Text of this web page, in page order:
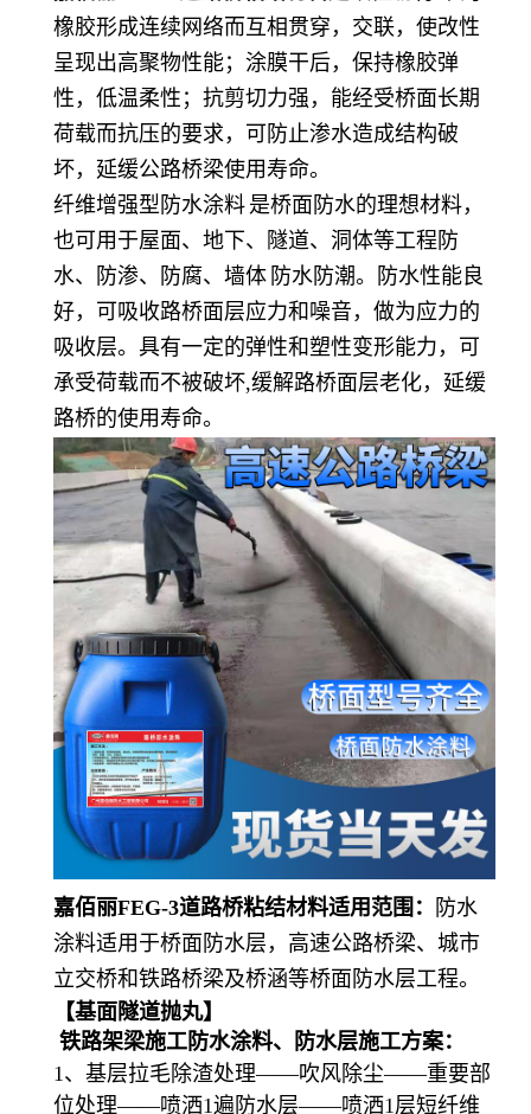
橡胶形成连续网络而互相贯穿，交联，使改性
呈现出高聚物性能；涂膜干后，保持橡胶弹
性，低温柔性；抗剪切力强，能经受桥面长期
荷载而抗压的要求，可防止渗水造成结构破
坏，延缓公路桥梁使用寿命。
纤维增强型 防水涂料 是桥面防水的理想材料，
也可用于屋面、地下、隧道、洞体等工程防
水、防渗、防腐、 墙体 防水防潮。防水性能良
好，可吸收路桥面层应力和噪音，做为应力的
吸收层。具有一定的弹性和塑性变形能力，可
承受荷载而不被破坏,缓解路桥面层老化，延缓
路桥的使用寿命。
嘉佰丽FEG-3道路桥粘结材料适用范围：
防水
涂料适用于桥面防水层，高速公路桥梁、城市
立交桥和铁路桥梁及桥涵等桥面防水层工程。
【基面隧道抛丸】
铁路架梁施工防水涂料、防水层施工方案：
1、基层拉毛除渣处理——吹风除尘——重要部
位处理——喷洒1遍防水层——喷洒1层短纤维